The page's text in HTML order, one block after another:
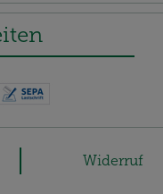
Widerruf